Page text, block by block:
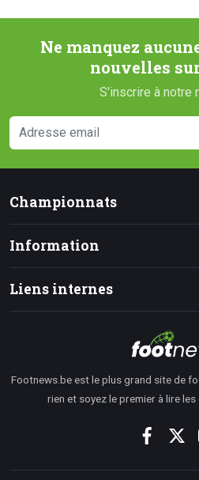
Ne manquez
nouvelles
S'inscrire à notre
Championnats
Information
Liens internes
Footnews.be est le plus grand site de
rien et soyez le premier à lire